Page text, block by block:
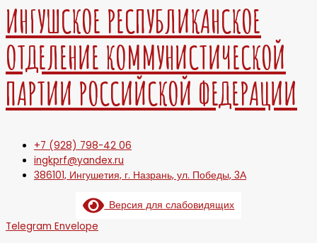
ИНГУШСКОЕ РЕСПУБЛИКАНСКОЕ
ОТДЕЛЕНИЕ КОММУНИСТИЧЕСКОЙ
ПАРТИИ РОССИЙСКОЙ ФЕДЕРАЦИИ
+7 (928) 798-42 06
ingkprf@yandex.ru
386101, Ингушетия, г. Назрань, ул. Победы, 3А
Версия для слабовидящих
Telegram Envelope